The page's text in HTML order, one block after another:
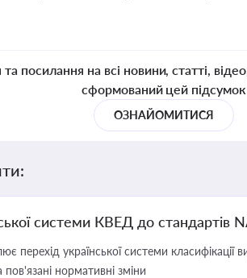
посилання на всі новини, статті,
сформований цей підсумок
ОЗНАЙОМИТИСЯ
системи КВЕД до стандартів
перехід української системи класифікації
нормативні зміни